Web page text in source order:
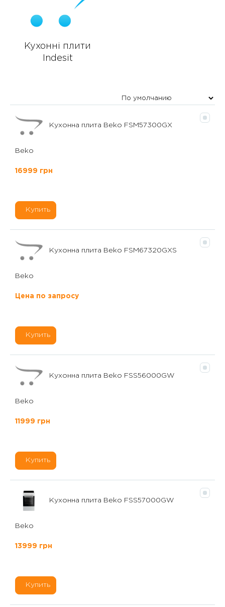
Кухонні плити
Indesit
Кухонна плита Beko FSM57300GX
Beko
16999 грн
Купить
Кухонна плита Beko FSM67320GXS
Beko
Цена по запросу
Купить
Кухонна плита Beko FSS56000GW
Beko
11999 грн
Купить
Кухонна плита Beko FSS57000GW
Beko
13999 грн
Купить